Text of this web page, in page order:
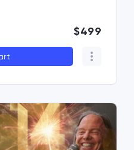
$499